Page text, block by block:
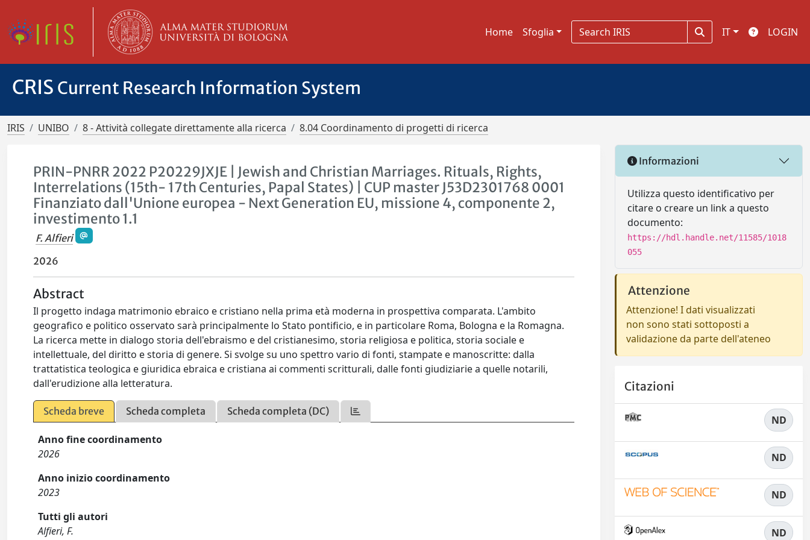
Home Sfoglia IT LOGIN
CRIS Current Research Information System
IRIS UNIBO 8 - Attività collegate direttamente alla ricerca 8.04 Coordinamento di progetti di ricerca
PRIN-PNRR 2022 P20229JXJE | Jewish and Christian Marriages. Rituals, Rights,
Interrelations (15th- 17th Centuries, Papal States) | CUP master J53D2301768 0001
Finanziato dall'Unione europea - Next Generation EU, missione 4, componente 2,
investimento 1.1
F. Alfieri
2026
Abstract
Il progetto indaga matrimonio ebraico e cristiano nella prima età moderna in prospettiva comparata. L'ambito
geografico e politico osservato sarà principalmente lo Stato pontificio, e in particolare Roma, Bologna e la Romagna.
La ricerca mette in dialogo storia dell'ebraismo e del cristianesimo, storia religiosa e politica, storia sociale e
intellettuale, del diritto e storia di genere. Si svolge su uno spettro vario di fonti, stampate e manoscritte: dalla
trattatistica teologica e giuridica ebraica e cristiana ai commenti scritturali, dalle fonti giudiziarie a quelle notarili,
dall'erudizione alla letteratura.
Scheda breve Scheda completa Scheda completa (DC)
Anno fine coordinamento
2026
Anno inizio coordinamento
2023
Tutti gli autori
Alfieri, F.
Informazioni
Utilizza questo identificativo per
citare o creare un link a questo
documento:
https://hdl.handle.net/11585/1018
055
Attenzione
Attenzione! I dati visualizzati
non sono stati sottoposti a
validazione da parte dell'ateneo
Citazioni
ND
ND
ND
ND